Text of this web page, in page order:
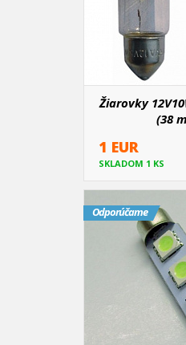
Žiarovky
(38
1 EUR
SKLADOM 1 KS
Odporúčame